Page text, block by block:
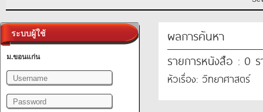
ระบบผู้ใช้
ม.ขอนแก่น
ผลการค้นหา
รายการหนังสือ : 0 ร
หัวเรื่อง: วิทยาศาสตร์